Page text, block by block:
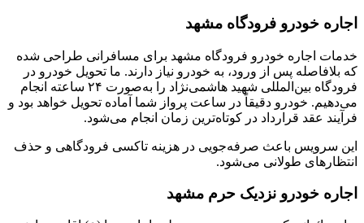
اجاره خودرو فرودگاه مشهد
خدمات اجاره خودرو فرودگاه مشهد برای مسافرانی طراحی شده
که بلافاصله پس از ورود، به خودرو نیاز دارند. ما تحویل خودرو در
فرودگاه بین‌المللی شهید هاشمی‌نژاد را به‌صورت ۲۴ ساعته انجام
می‌دهیم. خودرو دقیقاً در ساعت پرواز شما آماده تحویل خواهد بود و
فرآیند عقد قرارداد در کوتاه‌ترین زمان انجام می‌شود.
این سرویس باعث صرفه‌جویی در هزینه تاکسی فرودگاهی و حذف
انتظارهای طولانی می‌شود.
اجاره خودرو نزدیک حرم مشهد